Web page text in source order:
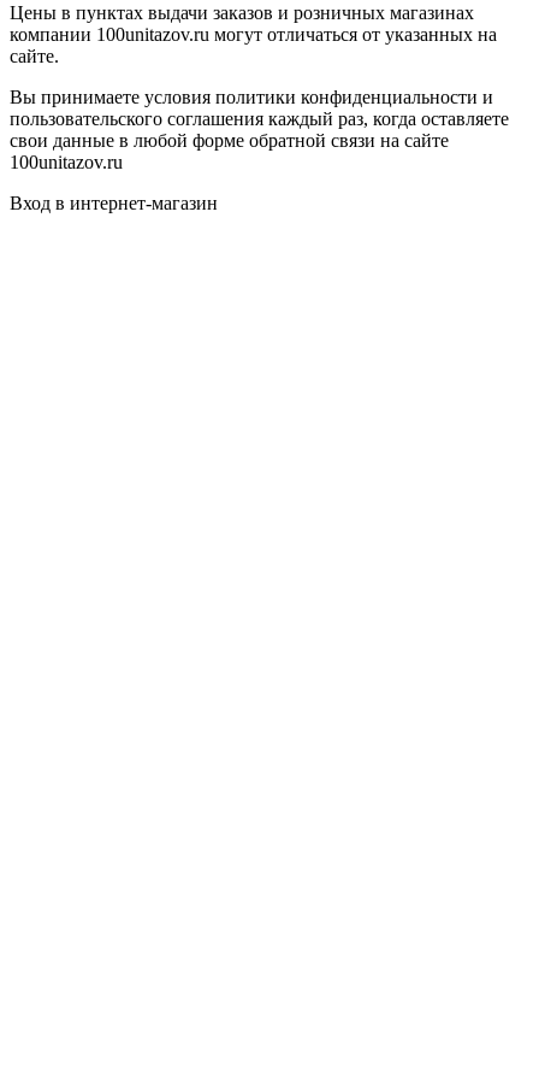
Цены в пунктах выдачи заказов и розничных магазинах
компании 100unitazov.ru могут отличаться от указанных на
сайте.
Вы принимаете условия политики конфиденциальности и
пользовательского соглашения каждый раз, когда оставляете
свои данные в любой форме обратной связи на сайте
100unitazov.ru
Вход в интернет-магазин